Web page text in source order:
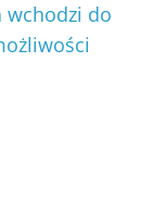
wchodzi do